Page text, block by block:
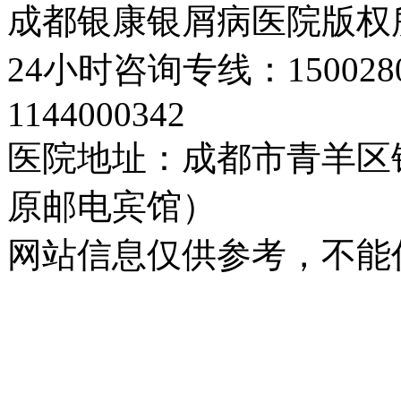
成都银康银屑病医院版权
24小时咨询专线：
1144000342
医院地址：成都市青羊
原邮电宾馆）
网站信息仅供参考，不